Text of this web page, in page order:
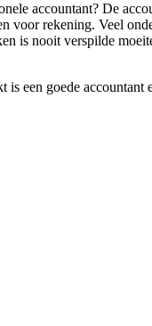
accountant? De
voor rekening. Veel
is nooit verspilde
een goede accountant